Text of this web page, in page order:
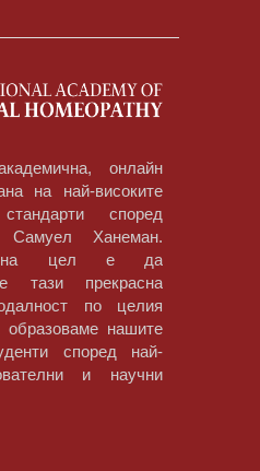
онлайн
на най-високите
според
Самуел Ханеман.
цел е да
тази прекрасна
по целия
нашите
според най-
и научни